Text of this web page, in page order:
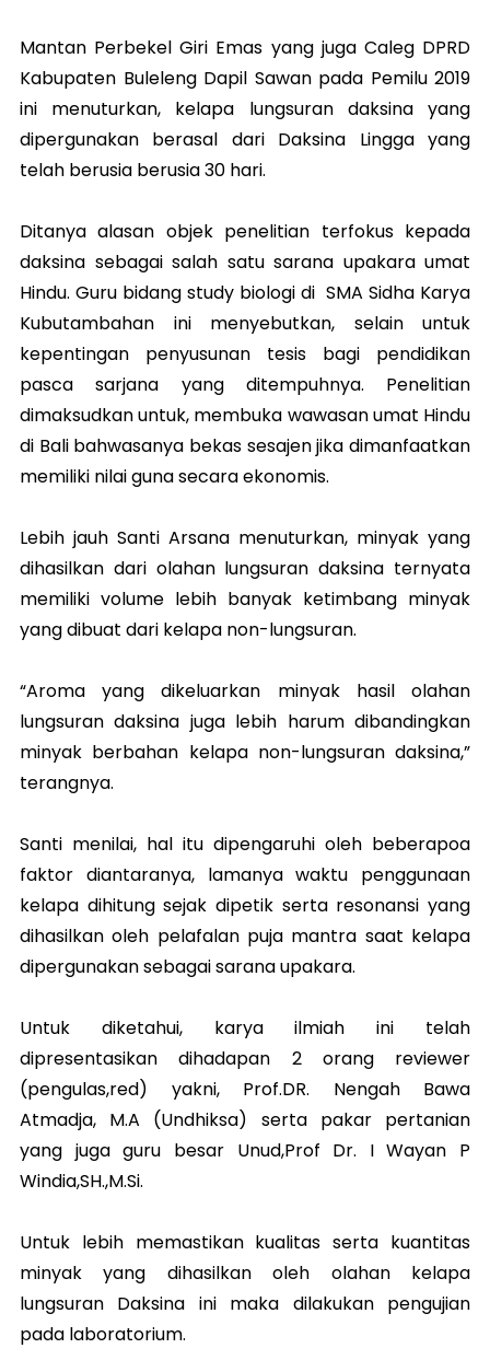
Mantan Perbekel Giri Emas yang juga Caleg DPRD
Kabupaten Buleleng Dapil Sawan pada Pemilu 2019
ini menuturkan, kelapa lungsuran daksina yang
dipergunakan berasal dari Daksina Lingga yang
telah berusia berusia 30 hari.
Ditanya alasan objek penelitian terfokus kepada
daksina sebagai salah satu sarana upakara umat
Hindu. Guru bidang study biologi di SMA Sidha Karya
Kubutambahan ini menyebutkan, selain untuk
kepentingan penyusunan tesis bagi pendidikan
pasca sarjana yang ditempuhnya. Penelitian
dimaksudkan untuk, membuka wawasan umat Hindu
di Bali bahwasanya bekas sesajen jika dimanfaatkan
memiliki nilai guna secara ekonomis.
Lebih jauh Santi Arsana menuturkan, minyak yang
dihasilkan dari olahan lungsuran daksina ternyata
memiliki volume lebih banyak ketimbang minyak
yang dibuat dari kelapa non-lungsuran.
“Aroma yang dikeluarkan minyak hasil olahan
lungsuran daksina juga lebih harum dibandingkan
minyak berbahan kelapa non-lungsuran daksina,”
terangnya.
Santi menilai, hal itu dipengaruhi oleh beberapoa
faktor diantaranya, lamanya waktu penggunaan
kelapa dihitung sejak dipetik serta resonansi yang
dihasilkan oleh pelafalan puja mantra saat kelapa
dipergunakan sebagai sarana upakara.
Untuk diketahui, karya ilmiah ini telah
dipresentasikan dihadapan 2 orang reviewer
(pengulas,red) yakni, Prof.DR. Nengah Bawa
Atmadja, M.A (Undhiksa) serta pakar pertanian
yang juga guru besar Unud,Prof Dr. I Wayan P
Windia,SH.,M.Si.
Untuk lebih memastikan kualitas serta kuantitas
minyak yang dihasilkan oleh olahan kelapa
lungsuran Daksina ini maka dilakukan pengujian
pada laboratorium.